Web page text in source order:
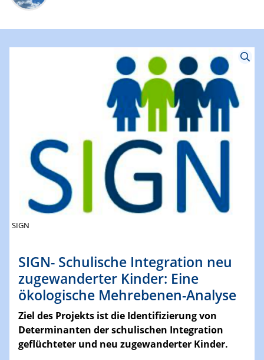
SIGN
SIGN- Schulische Integration neu
zugewanderter Kinder: Eine
ökologische Mehrebenen-Analyse
Ziel des Projekts ist die Identifizierung von
Determinanten der schulischen Integration
geflüchteter und neu zugewanderter Kinder.